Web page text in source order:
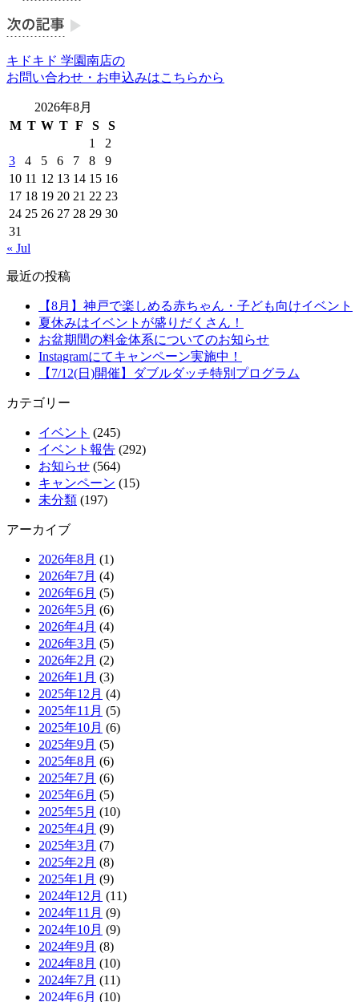
キドキド 学園南店の
お問い合わせ・お申込みはこちらから
2026年8月
M T W T F S
S
1
2
3
4 5 6 7 8
9
10 11 12 13 14 15 16
17 18 19 20 21 22 23
24 25 26 27 28 29 30
31
« Jul
最近の投稿
【8月】神戸で楽しめる赤ちゃん・子ども向けイベント
夏休みはイベントが盛りだくさん！
お盆期間の料金体系についてのお知らせ
Instagramにてキャンペーン実施中！
【7/12(日)開催】ダブルダッチ特別プログラム
カテゴリー
イベント (245)
イベント報告 (292)
お知らせ (564)
キャンペーン (15)
未分類 (197)
アーカイブ
2026年8月 (1)
2026年7月 (4)
2026年6月 (5)
2026年5月 (6)
2026年4月 (4)
2026年3月 (5)
2026年2月 (2)
2026年1月 (3)
2025年12月 (4)
2025年11月 (5)
2025年10月 (6)
2025年9月 (5)
2025年8月 (6)
2025年7月 (6)
2025年6月 (5)
2025年5月 (10)
2025年4月 (9)
2025年3月 (7)
2025年2月 (8)
2025年1月 (9)
2024年12月 (11)
2024年11月 (9)
2024年10月 (9)
2024年9月 (8)
2024年8月 (10)
2024年7月 (11)
2024年6月 (10)